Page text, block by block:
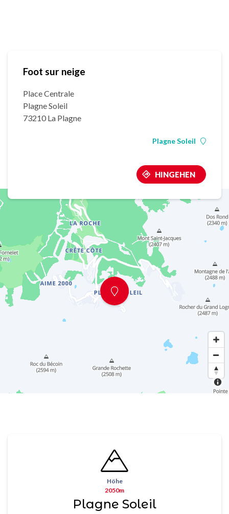
Foot sur neige
Place Centrale
Plagne Soleil
73210 La Plagne
Plagne Soleil
HINGEHEN
Höhe
2050m
Plagne Soleil